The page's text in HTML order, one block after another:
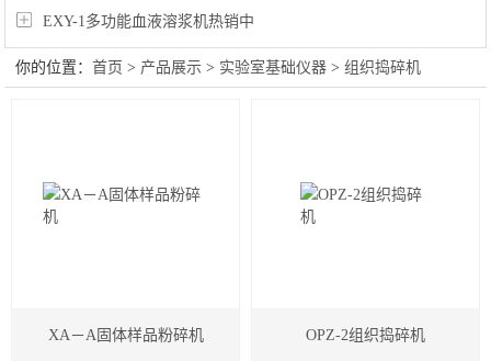
EXY-1多功能血液溶浆机热销中
你的位置：首页 > 产品展示 > 实验室基础仪器 >组织捣碎机
XA－A固体样品粉碎机 OPZ-2组织捣碎机